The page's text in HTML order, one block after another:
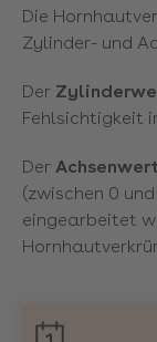
Die
Zylinder- und
Der
Fehlsichtigkeit
Der
(zwischen 0
eingearbeitet